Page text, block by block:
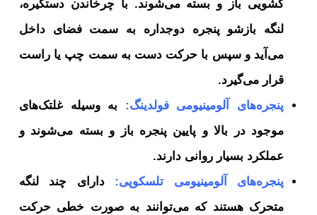
کشویی باز و بسته می‌شوند. با چرخاندن دستگیره،
لنگه بازشو پنجره دوجداره به سمت فضای داخل
می‌آید و سپس با حرکت دست به سمت چپ یا راست
قرار می‌گیرد.
پنجره‌های آلومینیومی فولدینگ: به وسیله غلتک‌های
موجود در بالا و پایین پنجره باز و بسته می‌شوند و
عملکرد بسیار روانی دارند.
پنجره‌های آلومینیومی تلسکوپی:دارای چند لنگه
متحرک هستند که می‌توانند به صورت خطی حرکت